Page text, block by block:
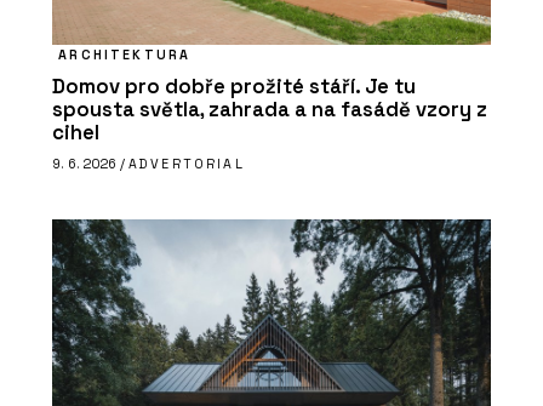
ARCHITEKTURA
Domov pro dobře prožité stáří. Je tu
spousta světla, zahrada a na fasádě vzory z
cihel
9. 6. 2026 / ADVERTORIAL